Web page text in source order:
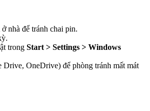
nhà để tránh chai pin.
trong Start > Settings > Windows
OneDrive) để phòng tránh mất mát